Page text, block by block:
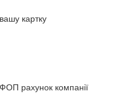
картку
рахунок компанії